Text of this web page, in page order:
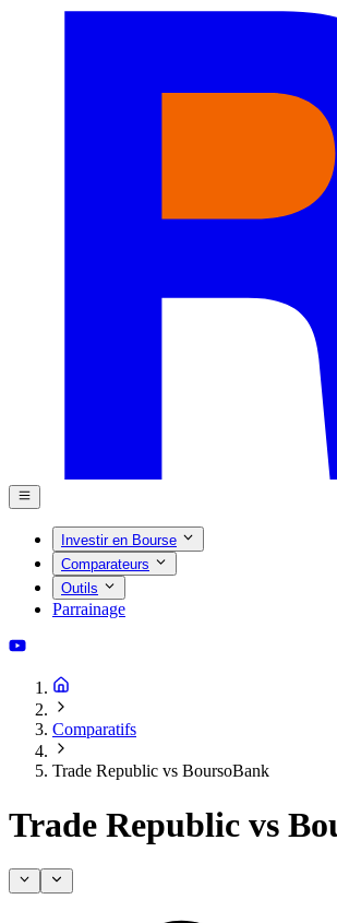
Investir en Bourse
Comparateurs
Outils
Parrainage
Comparatifs
Trade Republic vs BoursoBank
Trade Republic vs